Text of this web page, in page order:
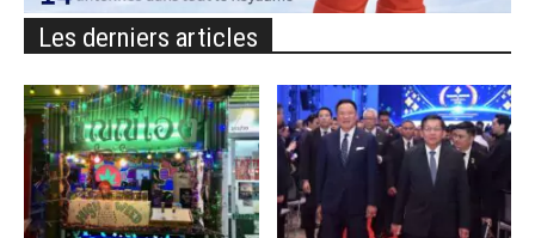
Les derniers articles